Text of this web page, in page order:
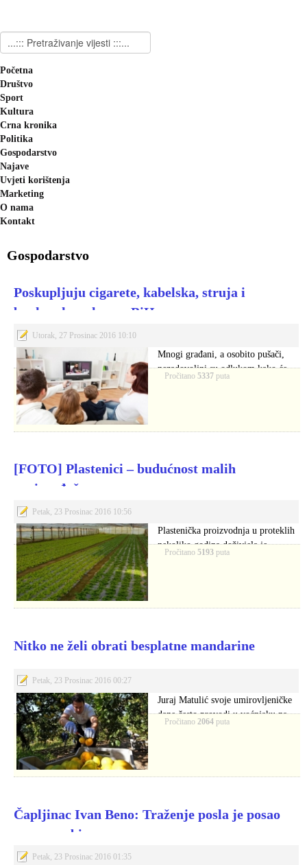
Početna
Društvo
Sport
Kultura
Crna kronika
Politika
Gospodarstvo
Najave
Uvjeti korištenja
Marketing
O nama
Kontakt
Gospodarstvo
Poskupljuju cigarete, kabelska, struja i
bankarske usluge u BiH
Utorak, 27 Prosinac 2016 10:10
Mnogi građani, a osobito pušači,
nezadovoljni su odlukom kako će
Pročitano 5337 puta
[FOTO] Plastenici – budućnost malih
proizvođača
Petak, 23 Prosinac 2016 10:56
Plastenička proizvodnja u proteklih
nekoliko godina doživjela je
ekspanziju, a stručnjaci kažu…
Pročitano 5193 puta
Nitko ne želi obrati besplatne mandarine
Petak, 23 Prosinac 2016 00:27
Juraj Matulić svoje umirovljeničke
dane često provodi u voćnjaku na
Braču. Grane…
Pročitano 2064 puta
Čapljinac Ivan Beno: Traženje posla je posao
sam po sebi
Petak, 23 Prosinac 2016 01:35